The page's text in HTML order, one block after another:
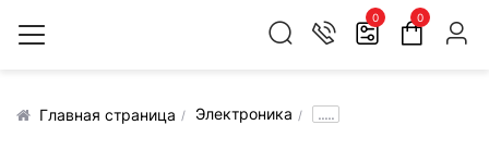
0 0
Главная страница Электроника .....